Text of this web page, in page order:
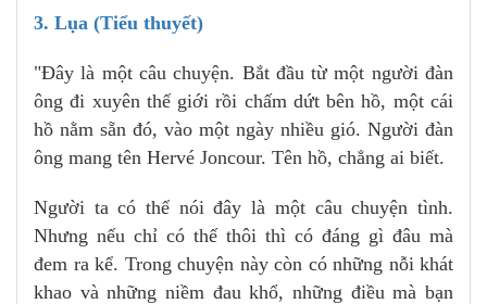
3. Lụa (Tiểu thuyết)
"Đây là một câu chuyện. Bắt đầu từ một người đàn
ông đi xuyên thế giới rồi chấm dứt bên hồ, một cái
hồ nằm sẵn đó, vào một ngày nhiều gió. Người đàn
ông mang tên Hervé Joncour. Tên hồ, chẳng ai biết.
Người ta có thể nói đây là một câu chuyện tình.
Nhưng nếu chỉ có thế thôi thì có đáng gì đâu mà
đem ra kể. Trong chuyện này còn có những nỗi khát
khao và những niềm đau khổ, những điều mà bạn